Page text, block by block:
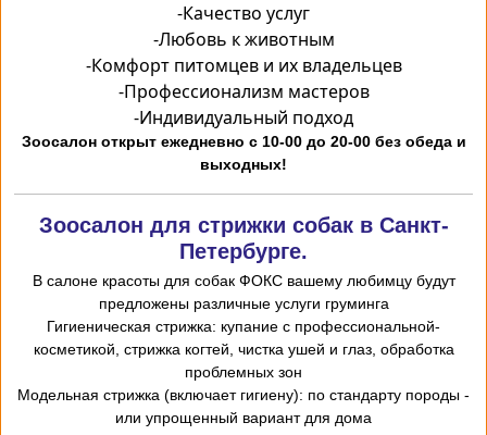
-Качество услуг
-Любовь к животным
-Комфорт питомцев и их владельцев
-Профессионализм мастеров
-Индивидуальный подход
Зоосалон открыт ежедневно с 10-00 до 20-00 без обеда и
выходных!
Зоосалон для стрижки собак в Санкт-
Петербурге.
В салоне красоты для собак ФОКС вашему любимцу будут
предложены различные услуги груминга
-Гигиеническая стрижка: купание с профессиональной
косметикой, стрижка когтей, чистка ушей и глаз, обработка
проблемных зон
- Модельная стрижка (включает гигиену): по стандарту породы
или упрощенный вариант для дома